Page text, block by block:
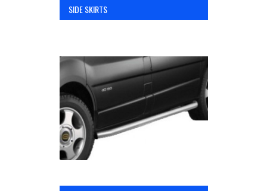
SIDE SKIRTS